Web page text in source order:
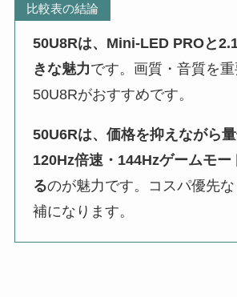
比較表の結論
50U8Rは、Mini-LED PROと
きな魅力です。画質・音質を
50U8Rがおすすめです。
50U6Rは、価格を抑えながら量
120Hz倍速・144Hzゲームモー
るのが魅力です。コスパ優先
補になります。